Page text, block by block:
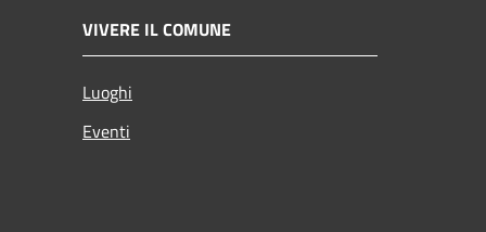
VIVERE IL COMUNE
Luoghi
Eventi